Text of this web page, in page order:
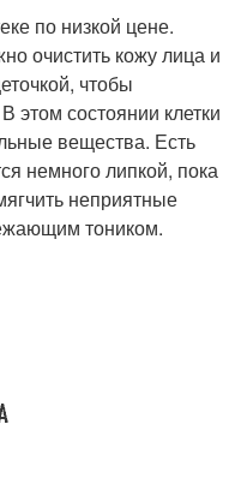
по низкой цене.
очистить кожу лица и
чтобы
этом состоянии клетки
вещества. Есть
немного липкой, пока
неприятные
тоником.